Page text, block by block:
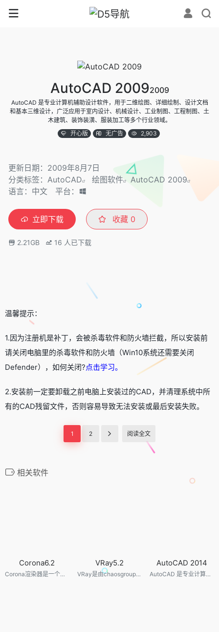
AutoCAD 20092009
AutoCAD 是专业计算机辅助设计软件，用于二维绘图、详细绘制、设计文档
和基本三维设计，广泛应用于室内设计、机械设计、工业制图、工程制图、土
木建筑、装饰装潢、服装加工等多个行业领域。
开心版
无广告 2,903
更新日期：2009年8月7日
分类标签： AutoCAD 绘图软件
AutoCAD 2009
语言：中文
平台：
立即下载 收藏 0
2.21GB 16 人已下载
温馨提示：
1.因为注册机是补丁，会被杀毒软件和防火墙拦截，所以安装前
请关闭电脑里的杀毒软件和防火墙（Win10系统还需要关闭
Defender），如何关闭?点击学习。
2.安装前一定要卸载之前电脑上安装过的CAD，并清理系统中所
有的CAD残留文件，否则容易导致无法安装或最后安装失败。
1 2 阅读全文
相关软件
Corona6.2
Corona渲染器是一个现代的高性能(非)偏向照片真实感渲染器，可用于欧特克3dsMax，Maxon Cinema 4D，并作为一个独立的应用程序。
VRay5.2
VRay是由chaosgroup和asgvis公司出品，中国由曼恒公司负责推广的一款高质量渲染软件。VRay是目前业界最受欢迎的渲染引擎。基于V-Ray 内核开发的有VRay for 3ds max、Maya、Sketchup、Rhino等诸多版本，为不同领域的优秀3D建模软件提供了高质量的图片和动画渲染。
AutoCAD 2014
AutoCAD 是专业计算机辅助设计软件，用于二维绘图、详细绘制、设计文档和基本三维设计，广泛应用于室内设计、机械设计、工业制图、工程制图、土木建筑、装饰装潢、服装加工等多个行业领域。